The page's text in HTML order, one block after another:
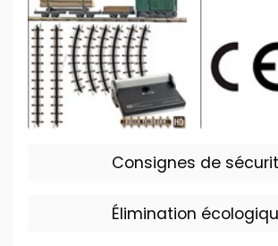
Consignes de
Élimination